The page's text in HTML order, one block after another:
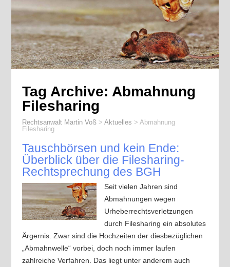
Tag Archive: Abmahnung
Filesharing
Rechtsanwalt Martin Voß> Aktuelles > Abmahnung
Filesharing
Tauschbörsen und kein Ende:
Überblick über die Filesharing-
Rechtsprechung des BGH
Seit vielen Jahren sind
Abmahnungen wegen
Urheberrechtsverletzungen
durch Filesharing ein absolutes
Ärgernis. Zwar sind die Hochzeiten der diesbezüglichen
„Abmahnwelle“ vorbei, doch noch immer laufen
zahlreiche Verfahren. Das liegt unter anderem auch